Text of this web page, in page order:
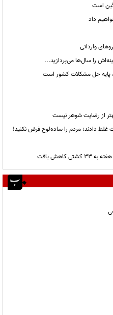
است
داد
وارداتی
پایه حل مشکلات کشور است
از رضایت شوهر نیست
دادند؛ مردم را ساده‌لوح فرض نکنید!
کاهش یافت